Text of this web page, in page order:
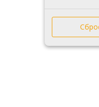
DURUN
ESTRADA